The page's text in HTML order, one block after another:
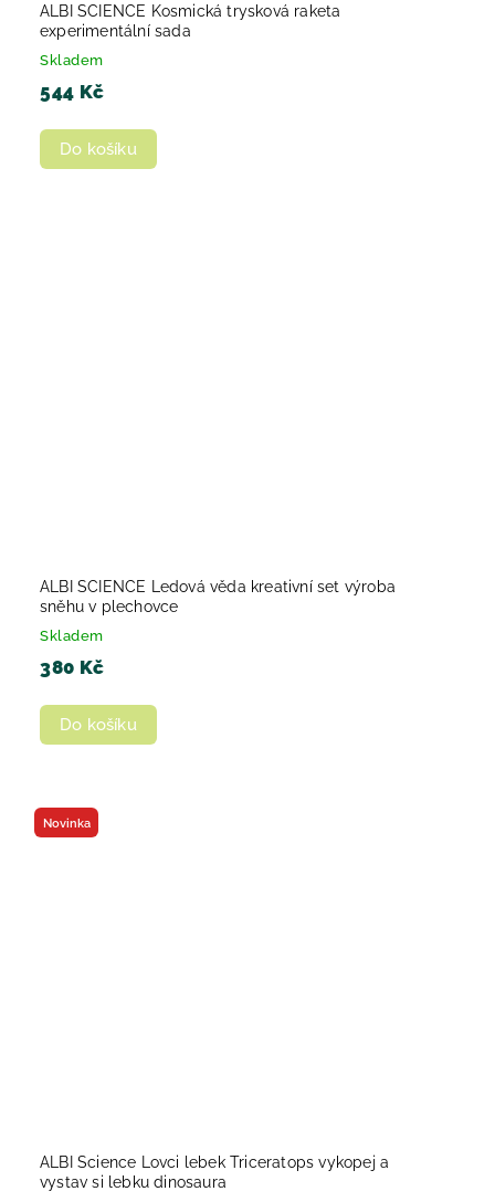
ALBI SCIENCE Kosmická trysková raketa
experimentální sada
Skladem
544 Kč
Do košíku
ALBI SCIENCE Ledová věda kreativní set výroba
sněhu v plechovce
Skladem
380 Kč
Do košíku
Novinka
ALBI Science Lovci lebek Triceratops vykopej a
vystav si lebku dinosaura